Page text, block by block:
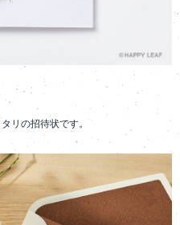
リの招待状です。